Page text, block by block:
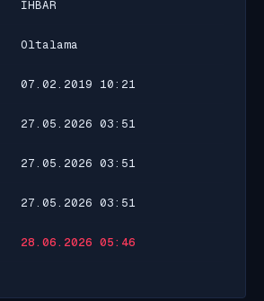
İHBAR
Oltalama
07.02.2019 10:21
27.05.2026 03:51
27.05.2026 03:51
27.05.2026 03:51
28.06.2026 05:46